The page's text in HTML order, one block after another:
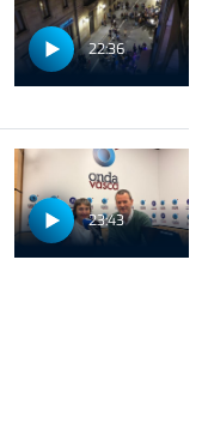
22:36
23:43